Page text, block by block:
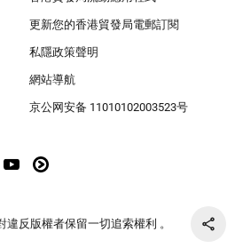
更新您的香港貿發局電郵訂閱
私隱政策聲明
網站導航
京公网安备 11010102003523号
反版權者保留一切追索權利 。